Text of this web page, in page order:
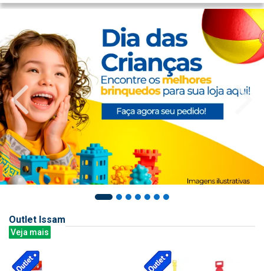
Outlet Issam
Veja mais